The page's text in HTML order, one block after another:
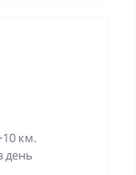
км.
день